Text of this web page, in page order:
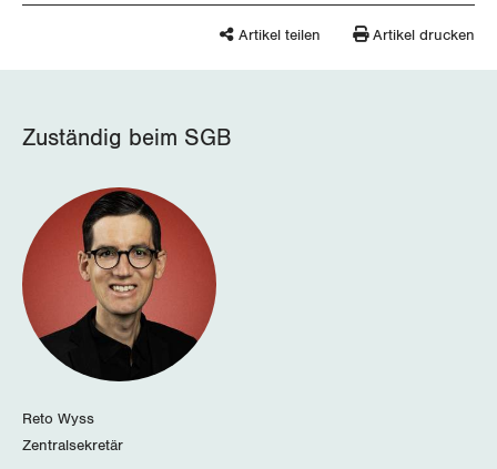
Luzern
Obwalden
Schaffhausen
Schwyz
St. Gallen-Appenzell
Artikel teilen Artikel drucken
Zuständig beim SGB
Reto Wyss
Zentralsekretär